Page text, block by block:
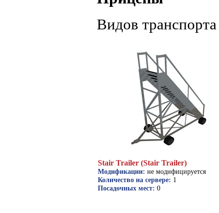
Видов
Stair Trailer (Stair Trailer)
Модификации: не модифицируется
Количество на сервере: 1
Посадочных мест: 0